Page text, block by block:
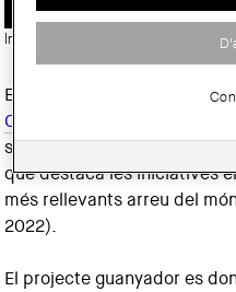
Imatge: © Biennal Internacional de
El jurat del
Premi
Casanovas
ha fet públics
seleccionats de l’edició
que destaca les iniciatives
més rellevants arreu del
2022).
El projecte guanyador es